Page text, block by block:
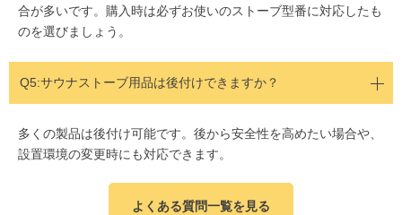
合が多いです。購入時は必ずお使いのストーブ型番に対応したも
のを選びましょう。
Q5:サウナストーブ用品は後付けできますか？
多くの製品は後付け可能です。後から安全性を高めたい場合や、
設置環境の変更時にも対応できます。
よくある質問一覧を見る